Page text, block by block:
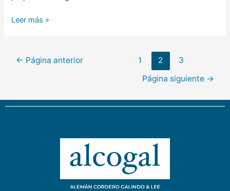
Leer más »
← Página anterior 1 2
3
Página siguiente →